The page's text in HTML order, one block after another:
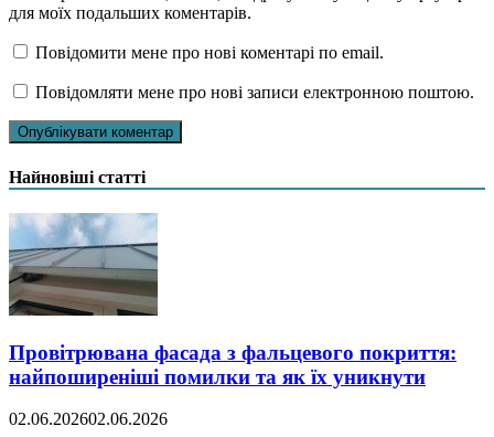
для моїх подальших коментарів.
Повідомити мене про нові коментарі по email.
Повідомляти мене про нові записи електронною поштою.
Найновіші статті
Провітрювана фасада з фальцевого покриття:
найпоширеніші помилки та як їх уникнути
02.06.202602.06.2026